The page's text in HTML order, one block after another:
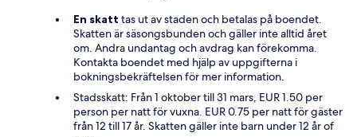
En skatt tas ut av staden och betalas på boendet.
Skatten är säsongsbunden och gäller inte alltid året
om. Andra undantag och avdrag kan förekomma.
Kontakta boendet med hjälp av uppgifterna i
bokningsbekräftelsen för mer information.
Stadsskatt: Från 1 oktober till 31 mars, EUR 1.50 per
person per natt för vuxna. EUR 0.75 per natt för gäster
från 12 till 17 år. Skatten gäller inte barn under 12 år of